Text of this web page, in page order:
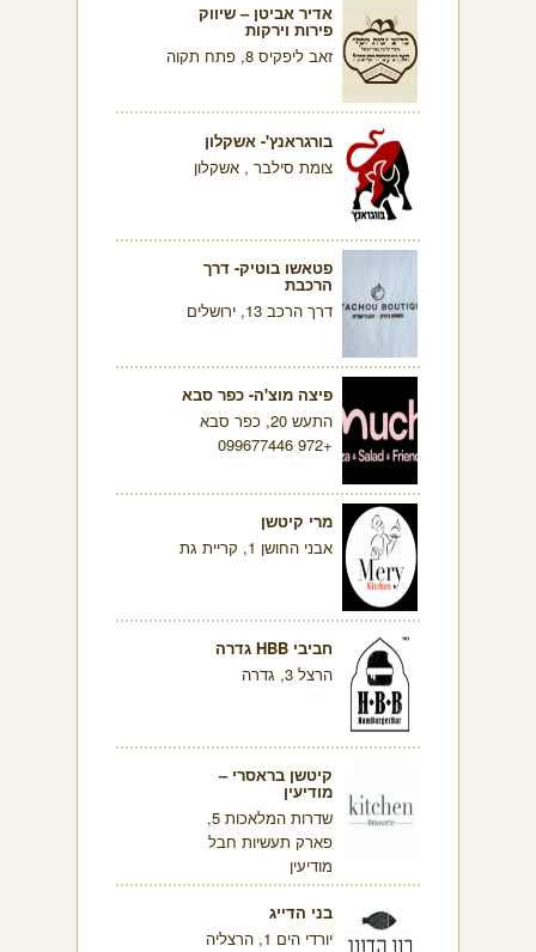
אדיר אביטן – שיווק
פירות וירקות
זאב ליפקיס 8, פתח תקוה
בורגראנץ'- אשקלון
צומת סילבר , אשקלון
פטאשו בוטיק- דרך
הרכבת
דרך הרכב 13, ירושלים
פיצה מוצ'ה- כפר סבא
התעש 20, כפר סבא
+972 099677446
מרי קיטשן
אבני החושן 1, קריית גת
חביבי HBB גדרה
הרצל 3, גדרה
קיטשן בראסרי –
מודיעין
שדרות המלאכות 5,
פארק תעשיות חבל
מודיעין
בני הדייג
יורדי הים 1, הרצליה